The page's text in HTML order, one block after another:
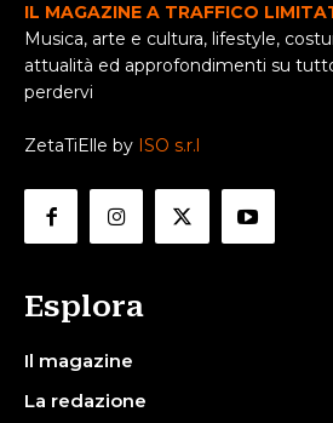
IL MAGAZINE A TRAFFICO
Musica, arte e cultura, lifestyle,
attualità ed approfondimenti su
perdervi
ZetaTiElle by ISO s.r.l
Esplora
Il magazine
La redazione